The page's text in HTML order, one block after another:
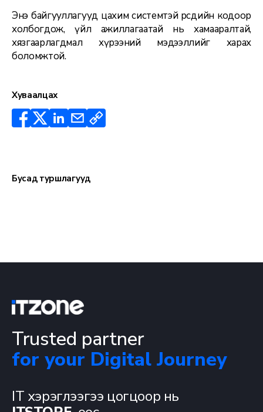
Энэ байгууллагууд цахим системтэй өөрсдийн кодоор
холбогдож, үйл ажиллагаатай нь хамааралтай,
хязгаарлагдмал хүрээний мэдээллийг харах
боломжтой.
Хуваалцах
Бусад туршлагууд
Trusted partner
for your Digital Journey
IT хэрэглээгээ цогцоор нь